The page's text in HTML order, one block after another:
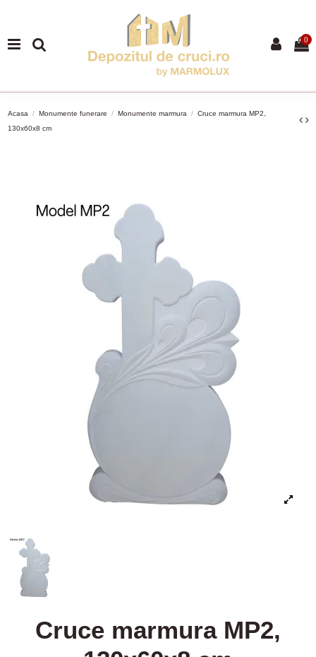
0
Acasa Monumente funerare Monumente marmura
Cruce marmura MP2,
130x60x8 cm
Cruce marmura MP2,